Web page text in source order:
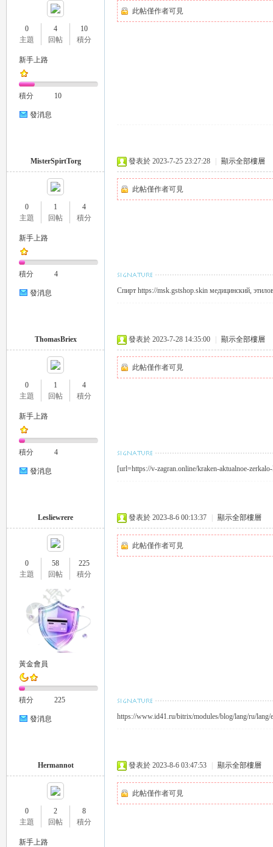
20
0
主題
4
回帖
10
積分
新手上路
積分 10
發消息
此帖僅作者可見
MisterSpirtTorg
0
主題
1
回帖
4
積分
新手上路
積分 4
發消息
發表於 2023-7-25 23:27:28 顯示全部樓層
此帖僅作者可見
Спирт https://msk.gstshop.skin медицинский,
ThomasBriex
0
主題
1
回帖
4
積分
新手上路
積分 4
發消息
發表於 2023-7-28 14:35:00 顯示全部樓層
此帖僅作者可見
[url=https://v-zagran.online/kraken-aktualnoe-
Lesliewrere
0
主題
58
回帖
225
積分
黃金會員
積分 225
發消息
發表於 2023-8-6 00:13:37 顯示全部樓層
此帖僅作者可見
https://www.id41.ru/bitrix/modules/blog/lang/ru/
Hermannot
0
主題
2
回帖
8
積分
新手上路
發表於 2023-8-6 03:47:53 顯示全部樓層
此帖僅作者可見